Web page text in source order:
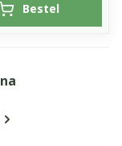
Bestel
pagina